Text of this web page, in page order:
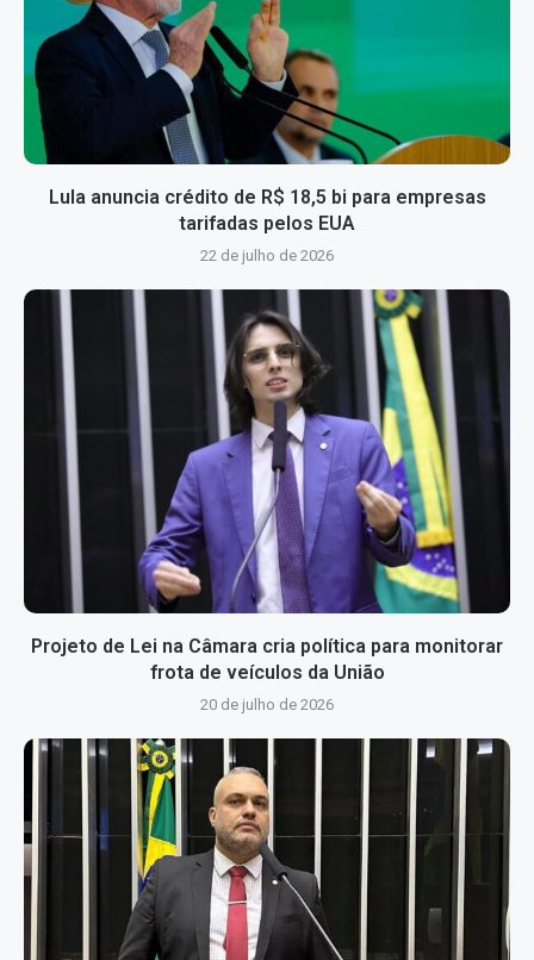
Lula anuncia crédito de R$ 18,5 bi para empresas
tarifadas pelos EUA
22 de julho de 2026
Projeto de Lei na Câmara cria política para monitorar
frota de veículos da União
20 de julho de 2026